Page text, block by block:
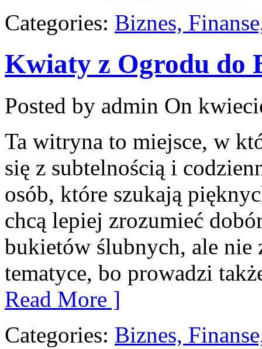
Categories: Biznes,
Kwiaty z Ogrodu do
Posted by admin On
Ta witryna to miejsce, w
się z subtelnością i
osób, które szukają
chcą lepiej zrozumieć
bukietów ślubnych, ale nie
tematyce, bo prowadzi
Read More ]
Categories: Biznes,